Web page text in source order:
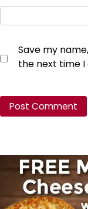
Save my
the next time